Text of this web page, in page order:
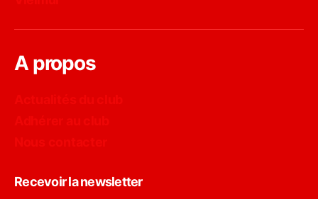
A propos
Recevoir la newsletter